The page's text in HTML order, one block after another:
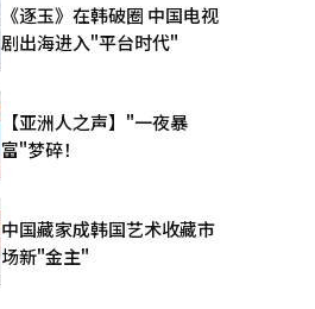
《逐玉》在韩破圈 中国电视
剧出海进入"平台时代"
【亚洲人之声】"一夜暴
富"梦碎！
中国藏家成韩国艺术收藏市
场新"金主"